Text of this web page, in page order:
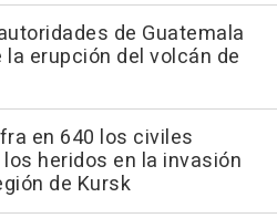
de Guatemala
erupción del volcán de
en 640 los civiles
heridos en la invasión
de Kursk